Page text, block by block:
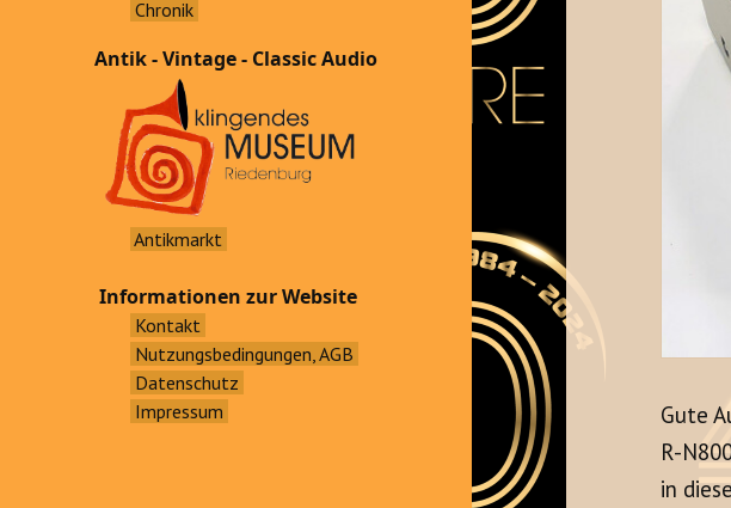
Chronik
Antik - Vintage - Classic Audio
Antikmarkt
Informationen zur Website
Kontakt
Nutzungsbedingungen, AGB
Datenschutz
Impressum
Gute
R-
in